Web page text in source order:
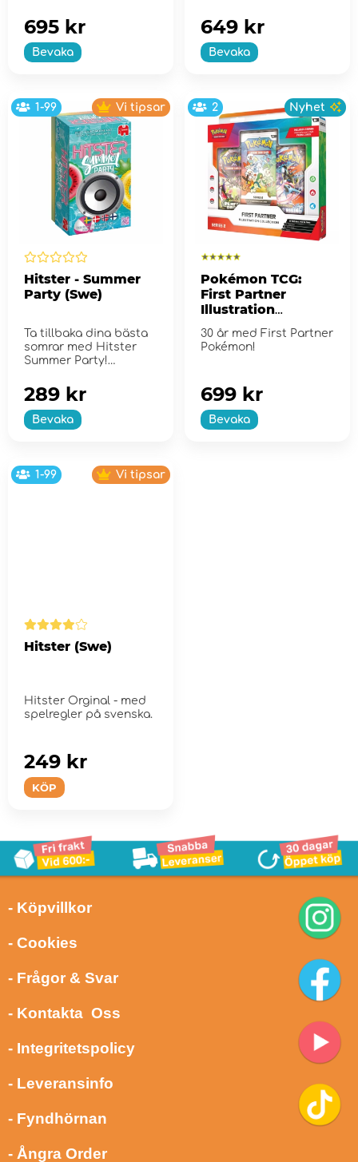
Bevaka
695 kr
Bevaka
649 kr
1-99 Vi tipsar
Hitster - Summer
Party (Swe)
Ta tillbaka dina bästa
somrar med Hitster
Summer Party!
Bevaka
289 kr
2 Nyhet
Pokémon TCG:
First Partner
Illustration
Collection - Series
2
30 år med First Partner
Pokémon!
Bevaka
699 kr
1-99 Vi tipsar
Hitster (Swe)
Hitster Orginal - med
spelregler på svenska.
KÖP
249 kr
- Köpvillkor
- Cookies
- Frågor & Svar
- Kontakta Oss
- Integritetspolicy
- Leveransinfo
- Fyndhörnan
- Ångra Order